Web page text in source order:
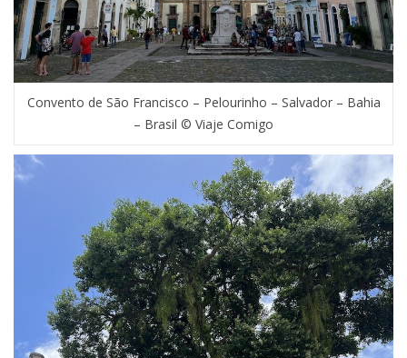
Convento de São Francisco – Pelourinho – Salvador – Bahia
– Brasil © Viaje Comigo